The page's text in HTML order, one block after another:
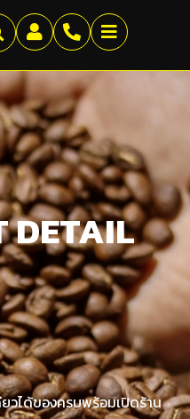
DETAIL
วได้ของครบพร้อมเปิดร้าน